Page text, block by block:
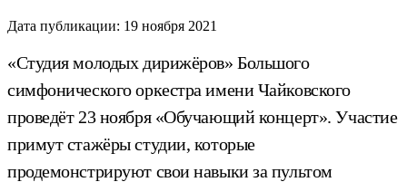
Дата публикации: 19 ноября 2021
«Студия молодых дирижёров» Большого
симфонического оркестра имени Чайковского
проведёт 23 ноября «Обучающий концерт». Участие
примут стажёры студии, которые
продемонстрируют свои навыки за пультом